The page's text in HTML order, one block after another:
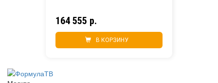
164 555 р.
В КОРЗИНУ